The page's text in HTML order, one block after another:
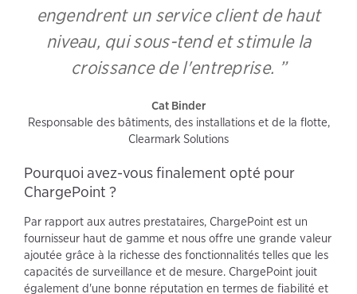
engendrent un service client de haut
niveau, qui sous-tend et stimule la
croissance de l'entreprise. ”
Cat Binder
Responsable des bâtiments, des installations et de la flotte,
Clearmark Solutions
Pourquoi avez-vous finalement opté pour
ChargePoint ?
Par rapport aux autres prestataires, ChargePoint est un
fournisseur haut de gamme et nous offre une grande valeur
ajoutée grâce à la richesse des fonctionnalités telles que les
capacités de surveillance et de mesure. ChargePoint jouit
également d'une bonne réputation en termes de fiabilité et